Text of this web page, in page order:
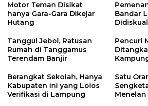
Motor Teman Disikat
hanya Gara-Gara Dikejar
Hutang
Bandar
Tanggul Jebol, Ratusan
Rumah di Tanggamus
Terendam Banjir
Pencuri
Berangkat Sekolah, Hanya
Kabupaten ini yang Lolos
Verifikasi di Lampung
Satu